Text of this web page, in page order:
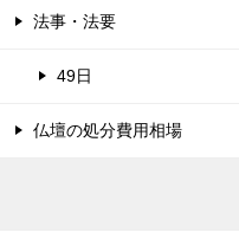
法事・法要
49日
仏壇の処分費用相場